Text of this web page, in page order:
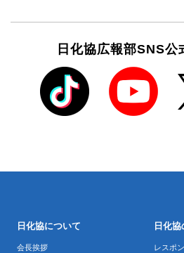
日化協広報部SNS公
日化協について
会長挨拶
日化
レスポ